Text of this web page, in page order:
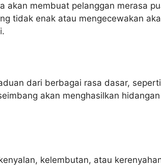
akan membuat pelanggan merasa
tidak enak atau mengecewakan
dari berbagai rasa dasar,
akan menghasilkan
kelembutan, atau